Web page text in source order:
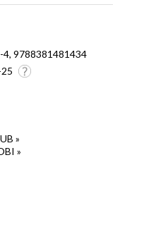
9788381481434
»
»